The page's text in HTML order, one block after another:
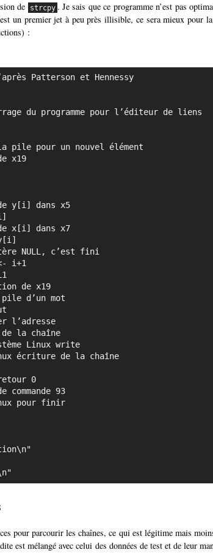
de strcpy . Je sais que ce programme n’est pas
un premier jet à peu près illisible, ce sera mieux pour
:
Patterson et Hennessy
du programme pour l’éditeur de liens
y[i] dans x5
de x19
pour parcourir les chaînes, ce qui est légitime mais
est mélangé avec celui des données de test et de leur